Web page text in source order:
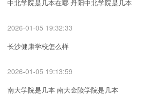
中北学院是几本在哪 丹阳中北学院是几本
2026-01-05 19:32:33
长沙健康学校怎么样
2026-01-05 19:13:59
南大学院是几本 南大金陵学院是几本